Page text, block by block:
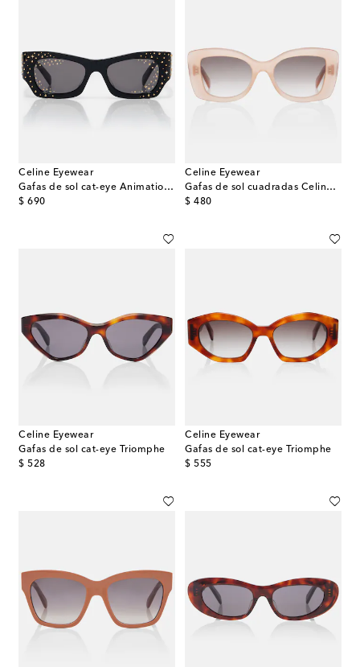
Celine Eyewear
Gafas de sol cat-eye Animation adornadas
$ 690
original price
Celine Eyewear
Gafas de sol cuadradas Celine 3 Dots
$ 480
original price
Celine Eyewear
Gafas de sol cat-eye Triomphe
$ 528
original price
Celine Eyewear
Gafas de sol cat-eye Triomphe
$ 555
original price